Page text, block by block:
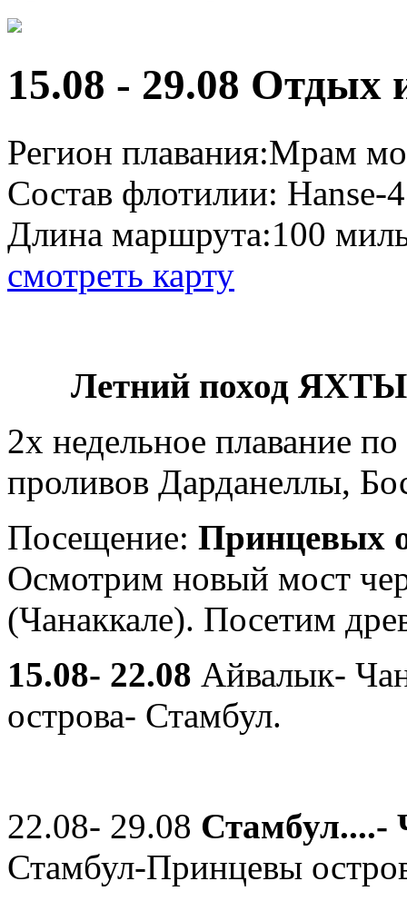
15.08 - 29.08 Отдых
Регион плавания:Мрам
Состав флотилии: Hanse-
Длина маршрута:100
смотреть карту
Летний поход ЯХТЫ
2х недельное плавание по
проливов Дарданеллы,
Посещение: Принцевых
Осмотрим новый мост
(Чанаккале). Посетим
15.08- 22.08 Айвалык-
острова- Стамбул.
22.08- 29.08 Стамбул....-
Стамбул-Принцевы